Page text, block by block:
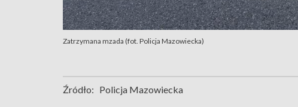
Zatrzymana mzada (fot. Policja Mazowiecka)
Źródło: Policja Mazowiecka